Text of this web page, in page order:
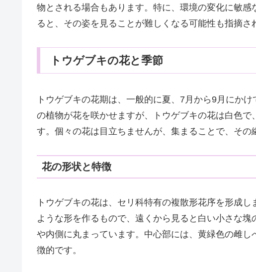
物とされる場合もあります。特に、環境の変化に敏
ると、その姿を見ることが難しくなる可能性も指摘さ
トウゲブキの花と季節
トウゲブキの花期は、一般的に夏、7月から9月にか
の植物が花を咲かせますが、トウゲブキの花は白色
す。個々の花は目立ちませんが、集まることで、その
花の形状と特徴
トウゲブキの花は、セリ科特有の複散形花序を形成
ような形を作るもので、遠くから見ると白い小さな
や内側に丸まっています。中心部には、黄緑色の雌
徴的です。